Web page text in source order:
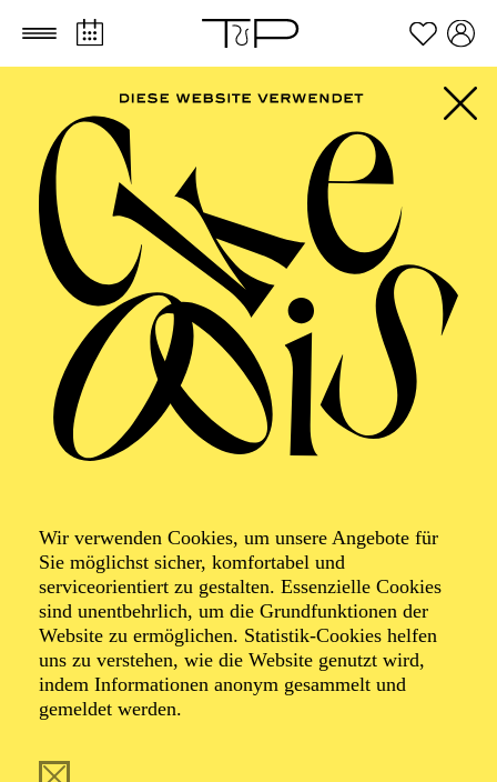
Zum Hauptinhalt springen Zum Footer springen
Wir verwenden Cookies, um unsere Angebote für
Sie möglichst sicher, komfortabel und
serviceorientiert zu gestalten. Essenzielle Cookies
sind unentbehrlich, um die Grundfunktionen der
Website zu ermöglichen. Statistik-Cookies helfen
uns zu verstehen, wie die Website genutzt wird,
indem Informationen anonym gesammelt und
gemeldet werden.
AALTO MUSIKTHEATER
Yester­date
Ein Rendezvous mit den 60ern
Musical-Revue von Heribert Feckler und Marie-Helen
Joël